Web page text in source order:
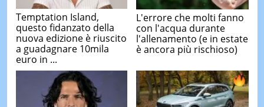
Temptation Island,
questo fidanzato della
nuova edizione è riuscito
a guadagnare 10mila
euro in ...
L'errore che molti fanno
con l'acqua durante
l'allenamento (e in estate
è ancora più rischioso)